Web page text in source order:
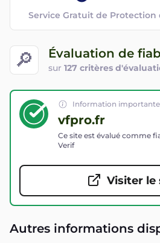
🔎 Évaluation de
sur 127 critères
Service Gratuit de
Information importante
vfpro.fr
Ce site est évalué comme
Verif
Visiter le
Autres informations